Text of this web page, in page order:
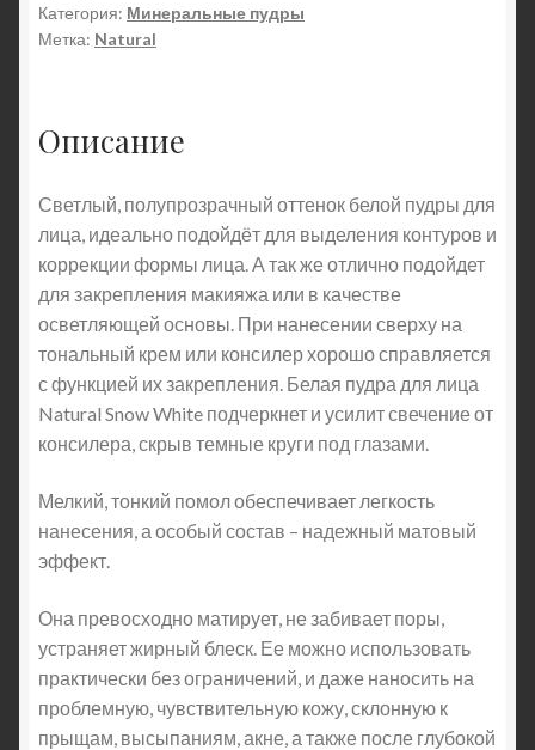
Natural
Snow
Категория: Минеральные пудры
Метка: Natural
Описание
Светлый, полупрозрачный оттенок белой пудры для
лица, идеально подойдёт для выделения контуров и
коррекции формы лица. А так же отлично подойдет
для закрепления макияжа или в качестве
осветляющей основы. При нанесении сверху на
тональный крем или консилер хорошо справляется
с функцией их закрепления. Белая пудра для лица
Natural Snow White подчеркнет и усилит свечение от
консилера, скрыв темные круги под глазами.
Мелкий, тонкий помол обеспечивает легкость
нанесения, а особый состав – надежный матовый
эффект.
Она превосходно матирует, не забивает поры,
устраняет жирный блеск. Ее можно использовать
практически без ограничений, и даже наносить на
проблемную, чувствительную кожу, склонную к
прыщам, высыпаниям, акне, а также после глубокой